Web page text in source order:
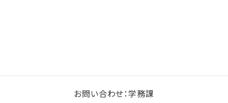
お問い合わせ：学務課